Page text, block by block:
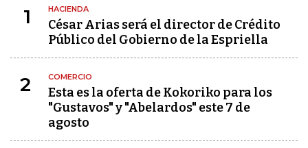
1 HACIENDA
César Arias será el director de Crédito
Público del Gobierno de la Espriella
2 COMERCIO
Esta es la oferta de Kokoriko para los
"Gustavos" y "Abelardos" este 7 de
agosto